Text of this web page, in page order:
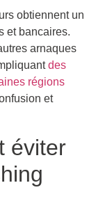
obtiennent un
et bancaires.
arnaques
des
régions
et
éviter